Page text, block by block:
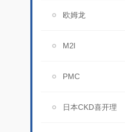
欧姆龙
M2I
PMC
日本CKD喜开理